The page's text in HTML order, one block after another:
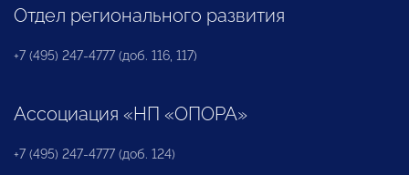
Отдел регионального развития
+7 (495) 247-4777 (доб. 116, 117)
Ассоциация «НП «ОПОРА»
+7 (495) 247-4777 (доб. 124)